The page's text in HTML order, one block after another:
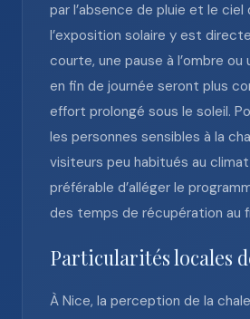
par l’absence de pluie et le ciel
l’exposition solaire y est
courte, une pause à l’ombre ou
en fin de journée seront plus
effort prolongé sous le soleil.
les personnes sensibles à la
visiteurs peu habitués au
préférable d’alléger le
des temps de récupération au
Particularités locales
À Nice, la perception de la